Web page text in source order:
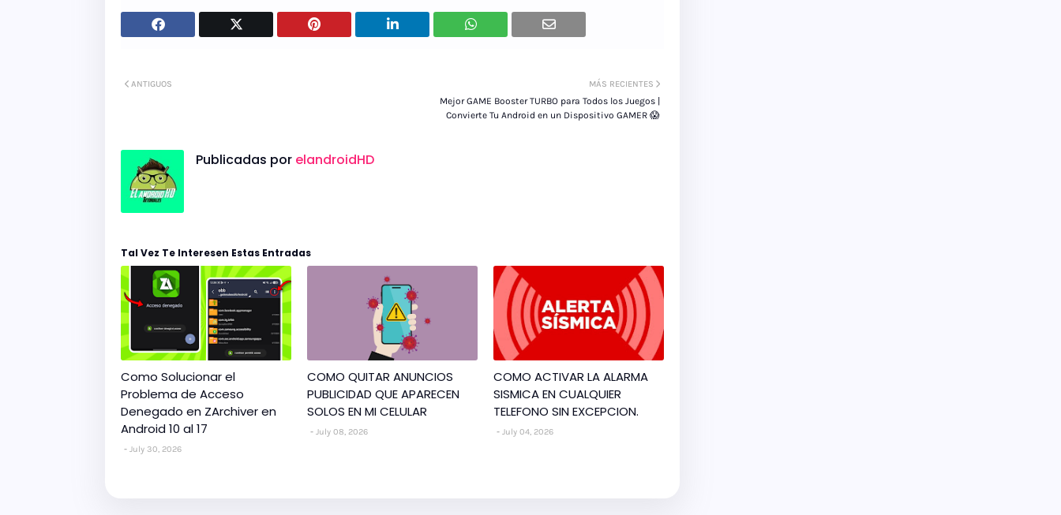
MÁS RECIENTES
Mejor GAME Booster TURBO para Todos los Juegos |
Convierte Tu Android en un Dispositivo GAMER 😱
ANTIGUOS
Publicadas por elandroidHD
Tal Vez Te Interesen Estas Entradas
Como Solucionar el
Problema de Acceso
Denegado en ZArchiver en
Android 10 al 17
July 30, 2026
COMO QUITAR ANUNCIOS
PUBLICIDAD QUE APARECEN
SOLOS EN MI CELULAR
July 08, 2026
COMO ACTIVAR LA ALARMA
SISMICA EN CUALQUIER
TELEFONO SIN EXCEPCION.
July 04, 2026